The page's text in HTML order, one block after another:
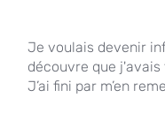
Je voulais devenir
découvre que
J’ai fini par m’en